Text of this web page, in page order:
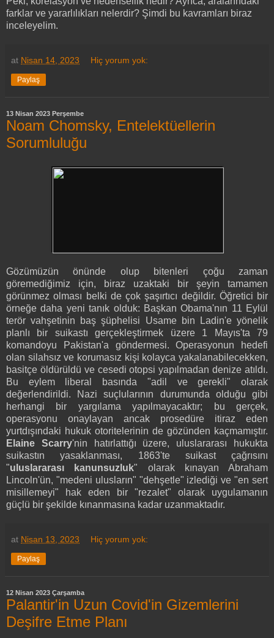
farklar ve yararlılıkları nelerdir? Şimdi bu kavramları biraz
inceleyelim.
at Nisan 14, 2023 Hiç yorum yok:
Paylaş
13 Nisan 2023 Perşembe
Noam Chomsky, Entelektüellerin
Sorumluluğu
Gözümüzün önünde olup bitenleri çoğu zaman
göremediğimiz için, biraz uzaktaki bir şeyin tamamen
görünmez olması belki de çok şaşırtıcı değildir. Öğretici bir
örneğe daha yeni tanık olduk: Başkan Obama'nın 11 Eylül
terör vahşetinin baş şüphelisi Usame bin Ladin'e yönelik
planlı bir suikastı gerçekleştirmek üzere 1 Mayıs'ta 79
komandoyu Pakistan'a göndermesi. Operasyonun hedefi
olan silahsız ve korumasız kişi kolayca yakalanabilecekken,
basitçe öldürüldü ve cesedi otopsi yapılmadan denize atıldı.
Bu eylem liberal basında "adil ve gerekli" olarak
değerlendirildi. Nazi suçlularının durumunda olduğu gibi
herhangi bir yargılama yapılmayacaktır; bu gerçek,
operasyonu onaylayan ancak prosedüre itiraz eden
yurtdışındaki hukuk otoritelerinin de gözünden kaçmamıştır.
Elaine Scarry'nin hatırlattığı üzere, uluslararası hukukta
suikastın yasaklanması, 1863'te suikast çağrısını
"uluslararası kanunsuzluk" olarak kınayan Abraham
Lincoln'ün, "medeni ulusların" "dehşetle" izlediği ve "en sert
misillemeyi" hak eden bir "rezalet" olarak uygulamanın
güçlü bir şekilde kınanmasına kadar uzanmaktadır.
at Nisan 13, 2023 Hiç yorum yok:
Paylaş
12 Nisan 2023 Çarşamba
Palantir'in Uzun Covid'in Gizemlerini
Deşifre Etme Planı